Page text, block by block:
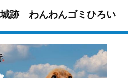
跡 わんわんゴミひろい